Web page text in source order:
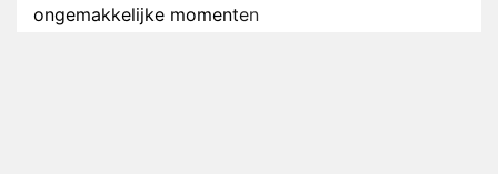
ongemakkelijke momenten